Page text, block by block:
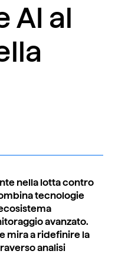
AI al
nella lotta contro
tecnologie
avanzato.
mira a ridefinire la
analisi